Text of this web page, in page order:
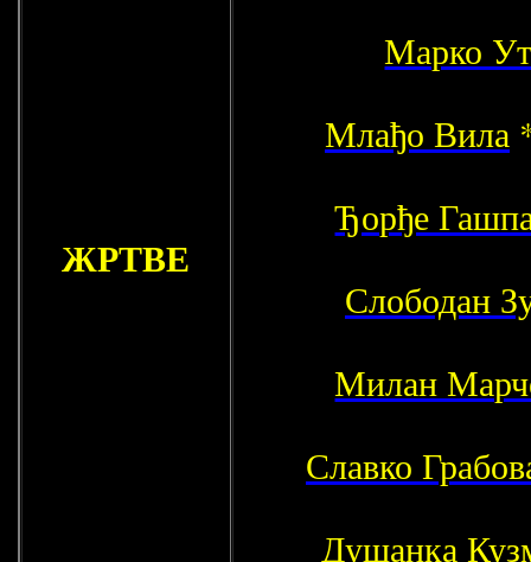
ЖРТВЕ
Марко
Млађо Вила
Ђорђе
Слободан
Милан
Славко
Душанка